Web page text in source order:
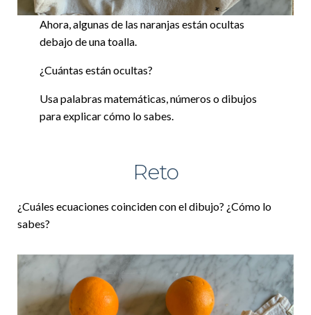
Ahora, algunas de las naranjas están ocultas
debajo de una toalla.
¿Cuántas están ocultas?
Usa palabras matemáticas, números o dibujos
para explicar cómo lo sabes.
Reto
¿Cuáles ecuaciones coinciden con el dibujo? ¿Cómo lo
sabes?